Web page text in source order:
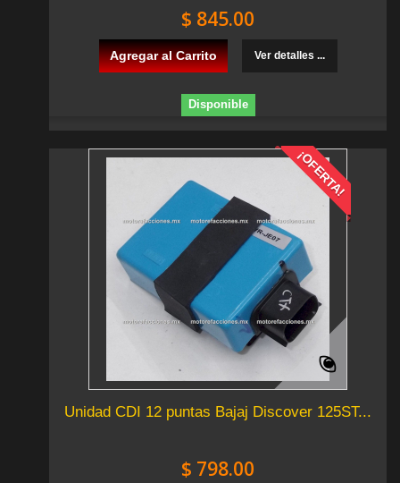
$ 845.00
Agregar al Carrito Ver detalles ...
Disponible
¡OFERTA!
Unidad CDI 12 puntas Bajaj Discover 125ST...
$ 798.00